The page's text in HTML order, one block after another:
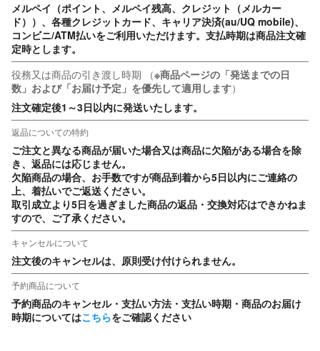
メルペイ（ポイント、メルペイ残高、クレジット（メルカー
ド））、各種クレジットカード、キャリア決済(au/UQ mobile)、
コンビニ/ATM払いをご利用いただけます。支払時期は商品注文確
定時とします。
役務又は商品の引き渡し時期
（※商品ページの「発送までの日
数」および「お届け予定」を優先して適用します）
注文確定後1～3日以内に発送いたします。
返品についての特約
ご注文と異なる商品が届いた場合又は商品に欠陥がある場合を除
き、返品には応じません。
欠陥商品の場合、お手数ですが商品到着から5日以内にご連絡の
上、着払いでご返送ください。
取引成立より5日を過ぎました商品の返品・交換対応はできかねま
すので、ご了承ください。
キャンセルについて
注文後のキャンセルは、原則受け付けられません。
予約商品について
予約商品のキャンセル・支払い方法・支払い時期・商品のお届け
時期についてはこちらをご確認ください